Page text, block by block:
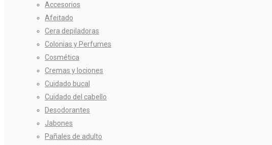
Accesorios
Afeitado
Cera depiladoras
Colonias y Perfumes
Cosmética
Cremas y lociones
Cuidado bucal
Cuidado del cabello
Desodorantes
Jabones
Pañales de adulto